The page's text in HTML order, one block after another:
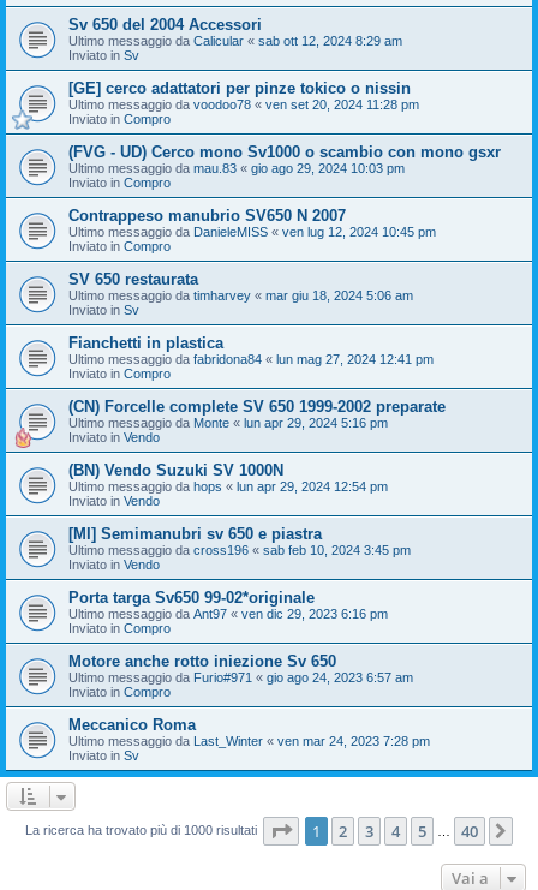
Sv 650 del 2004 Accessori
Ultimo messaggio da Calicular « sab ott 12, 2024 8:29 am
Inviato in Sv
[GE] cerco adattatori per pinze tokico o nissin
Ultimo messaggio da voodoo78 « ven set 20, 2024 11:28 pm
Inviato in Compro
(FVG - UD) Cerco mono Sv1000 o scambio con mono gsxr
Ultimo messaggio da mau.83 « gio ago 29, 2024 10:03 pm
Inviato in Compro
Contrappeso manubrio SV650 N 2007
Ultimo messaggio da DanieleMISS « ven lug 12, 2024 10:45 pm
Inviato in Compro
SV 650 restaurata
Ultimo messaggio da timharvey « mar giu 18, 2024 5:06 am
Inviato in Sv
Fianchetti in plastica
Ultimo messaggio da fabridona84 « lun mag 27, 2024 12:41 pm
Inviato in Compro
(CN) Forcelle complete SV 650 1999-2002 preparate
Ultimo messaggio da Monte « lun apr 29, 2024 5:16 pm
Inviato in Vendo
(BN) Vendo Suzuki SV 1000N
Ultimo messaggio da hops « lun apr 29, 2024 12:54 pm
Inviato in Vendo
[MI] Semimanubri sv 650 e piastra
Ultimo messaggio da cross196 « sab feb 10, 2024 3:45 pm
Inviato in Vendo
Porta targa Sv650 99-02*originale
Ultimo messaggio da Ant97 « ven dic 29, 2023 6:16 pm
Inviato in Compro
Motore anche rotto iniezione Sv 650
Ultimo messaggio da Furio#971 « gio ago 24, 2023 6:57 am
Inviato in Compro
Meccanico Roma
Ultimo messaggio da Last_Winter « ven mar 24, 2023 7:28 pm
Inviato in Sv
La ricerca ha trovato più di 1000 risultati Pagina di 40
1 2 3 4 5 40
Vai a